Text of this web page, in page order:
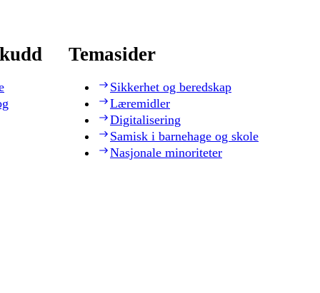
Temasider
Sikkerhet og beredskap
Læremidler
Digitalisering
Samisk i barnehage og skole
Nasjonale minoriteter